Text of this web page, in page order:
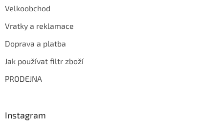
Velkoobchod
Vratky a reklamace
Doprava a platba
Jak používat filtr zboží
PRODEJNA
Instagram